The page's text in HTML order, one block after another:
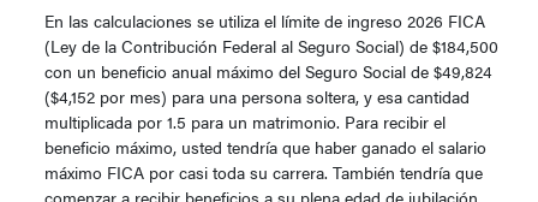
En las calculaciones se utiliza el límite de ingreso 2026 FICA
(Ley de la Contribución Federal al Seguro Social) de $184,500
con un beneficio anual máximo del Seguro Social de $49,824
($4,152 por mes) para una persona soltera, y esa cantidad
multiplicada por 1.5 para un matrimonio. Para recibir el
beneficio máximo, usted tendría que haber ganado el salario
máximo FICA por casi toda su carrera. También tendría que
comenzar a recibir beneficios a su plena edad de jubilación